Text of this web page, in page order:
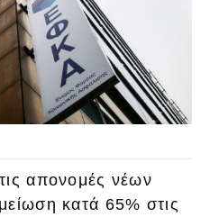
απονομές νέων
κατά 65% στις